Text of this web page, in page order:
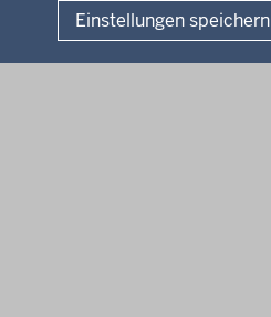
Einstellungen speichern